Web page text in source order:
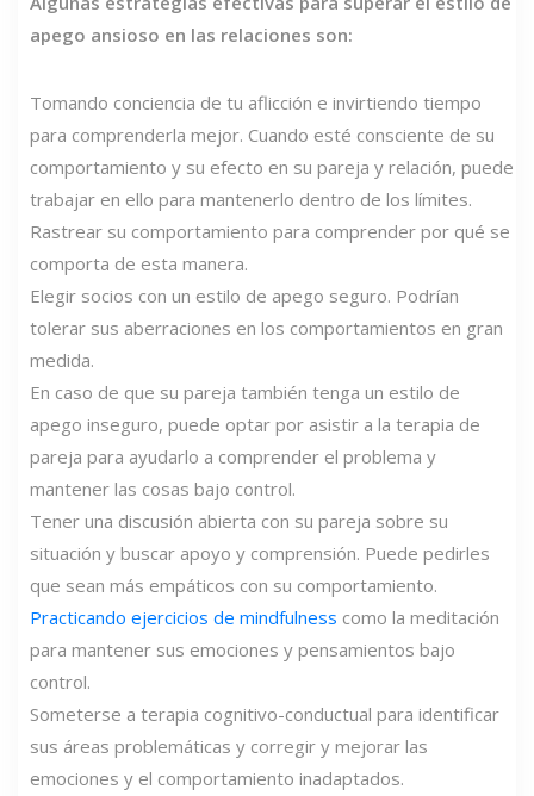
apego ansioso en las relaciones son:
Tomando conciencia de tu aflicción e invirtiendo tiempo
para comprenderla mejor. Cuando esté consciente de su
comportamiento y su efecto en su pareja y relación, puede
trabajar en ello para mantenerlo dentro de los límites.
Rastrear su comportamiento para comprender por qué se
comporta de esta manera.
Elegir socios con un estilo de apego seguro. Podrían
tolerar sus aberraciones en los comportamientos en gran
medida.
En caso de que su pareja también tenga un estilo de
apego inseguro, puede optar por asistir a la terapia de
pareja para ayudarlo a comprender el problema y
mantener las cosas bajo control.
Tener una discusión abierta con su pareja sobre su
situación y buscar apoyo y comprensión. Puede pedirles
que sean más empáticos con su comportamiento.
Practicando ejercicios de mindfulness como la meditación
para mantener sus emociones y pensamientos bajo
control.
Someterse a terapia cognitivo-conductual para identificar
sus áreas problemáticas y corregir y mejorar las
emociones y el comportamiento inadaptados.